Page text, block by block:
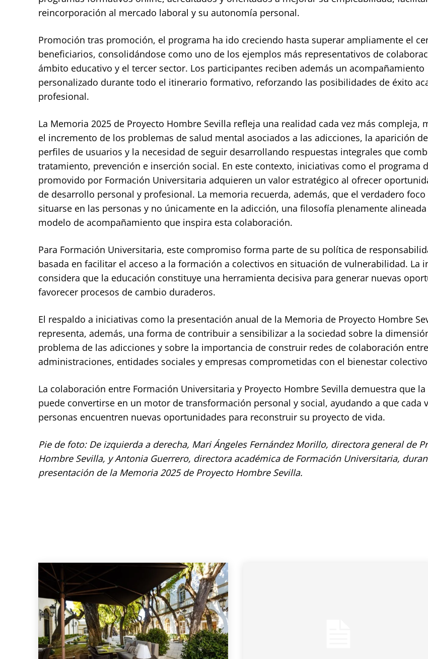
reincorporación al mercado laboral y su autonomía personal.
Promoción tras promoción, el programa ha ido creciendo hasta superar ampliamente el
beneficiarios, consolidándose como uno de los ejemplos más representativos de
ámbito educativo y el tercer sector. Los participantes reciben además un acompañamiento
personalizado durante todo el itinerario formativo, reforzando las posibilidades de éxito
profesional.
La Memoria 2025 de Proyecto Hombre Sevilla refleja una realidad cada vez más compleja,
el incremento de los problemas de salud mental asociados a las adicciones, la aparición
perfiles de usuarios y la necesidad de seguir desarrollando respuestas integrales que
tratamiento, prevención e inserción social. En este contexto, iniciativas como el programa
promovido por Formación Universitaria adquieren un valor estratégico al ofrecer
de desarrollo personal y profesional. La memoria recuerda, además, que el verdadero foco
situarse en las personas y no únicamente en la adicción, una filosofía plenamente
modelo de acompañamiento que inspira esta colaboración.
Para Formación Universitaria, este compromiso forma parte de su política de
basada en facilitar el acceso a la formación a colectivos en situación de vulnerabilidad. La
considera que la educación constituye una herramienta decisiva para generar nuevas
favorecer procesos de cambio duraderos.
El respaldo a iniciativas como la presentación anual de la Memoria de Proyecto Hombre
representa, además, una forma de contribuir a sensibilizar a la sociedad sobre la
problema de las adicciones y sobre la importancia de construir redes de colaboración entre
administraciones, entidades sociales y empresas comprometidas con el bienestar
La colaboración entre Formación Universitaria y Proyecto Hombre Sevilla demuestra que
puede convertirse en un motor de transformación personal y social, ayudando a que cada
personas encuentren nuevas oportunidades para reconstruir su proyecto de vida.
Pie de foto: De izquierda a derecha, Mari Ángeles Fernández Morillo, directora general de
Hombre Sevilla, y Antonia Guerrero, directora académica de Formación Universitaria,
presentación de la Memoria 2025 de Proyecto Hombre Sevilla.